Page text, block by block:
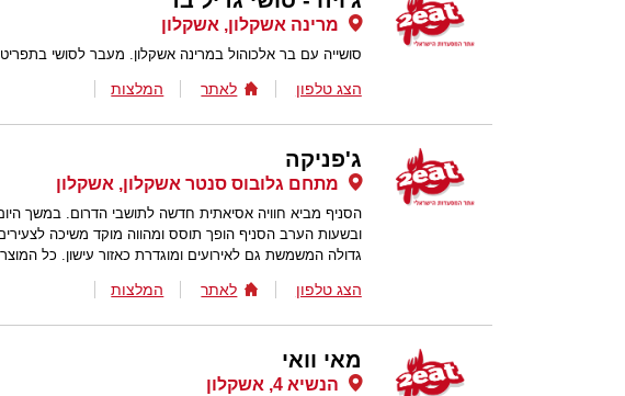
מרינה אשקלון, אשקלון
סושייה עם בר אלכוהול במרינה אשקלון. מעבר לסושי
הצג טלפון לאתר המלצות
ג'פניקה
מתחם גלובוס סנטר אשקלון, אשקלון
הסניף מביא חוויה אסיאתית חדשה לתושבי הדרום. במשך היום
ובשעות הערב הסניף הופך תוסס ומהווה מוקד משיכה
גדולה המשמשת גם לאירועים ומוגדרת כאזור עישון. כל
הצג טלפון לאתר המלצות
מאי וואי
הנשיא 4, אשקלון